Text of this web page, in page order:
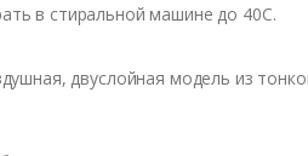
в стиральной машине до 40С.
двуслойная модель из